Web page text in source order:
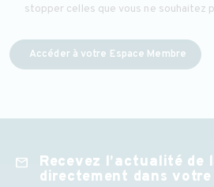
stopper celles que vous ne souhaitez
Accéder à votre Espace Membre
mail
Recevez l’actualité de
directement dans